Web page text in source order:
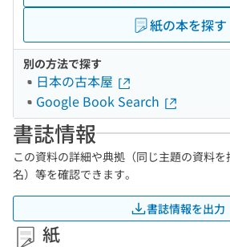
紙の本を探す
別の方法で探す
日本の古本屋
Google Book Search
書誌情報
この資料の詳細や典拠（同じ主題の資料
名）等を確認できます。
書誌情報を出力
紙